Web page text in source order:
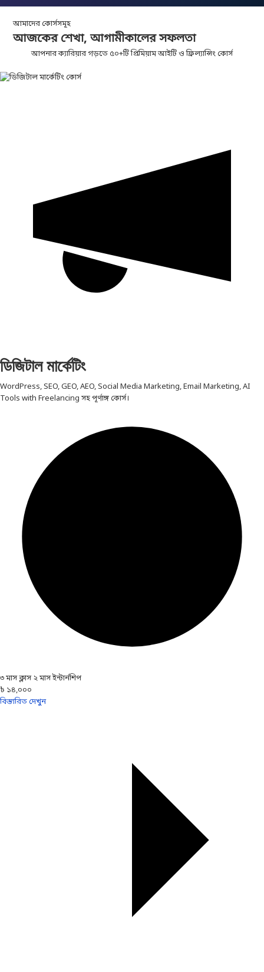
আমাদের কোর্সসমূহ
আজকের শেখা,আগামীকালেরসফলতা
আপনার ক্যারিয়ার গড়তে ৫০+টি প্রিমিয়াম আইটি ও ফ্রিল্যান্সিং কোর্স
ডিজিটাল মার্কেটিং
WordPress, SEO, GEO, AEO, Social Media Marketing, Email Marketing, AI
Tools with Freelancing সহ পূর্ণাঙ্গ কোর্স।
৩ মাস ক্লাস ২ মাস ইন্টার্নশিপ
৳ ১৪,০০০
বিস্তারিত দেখুন